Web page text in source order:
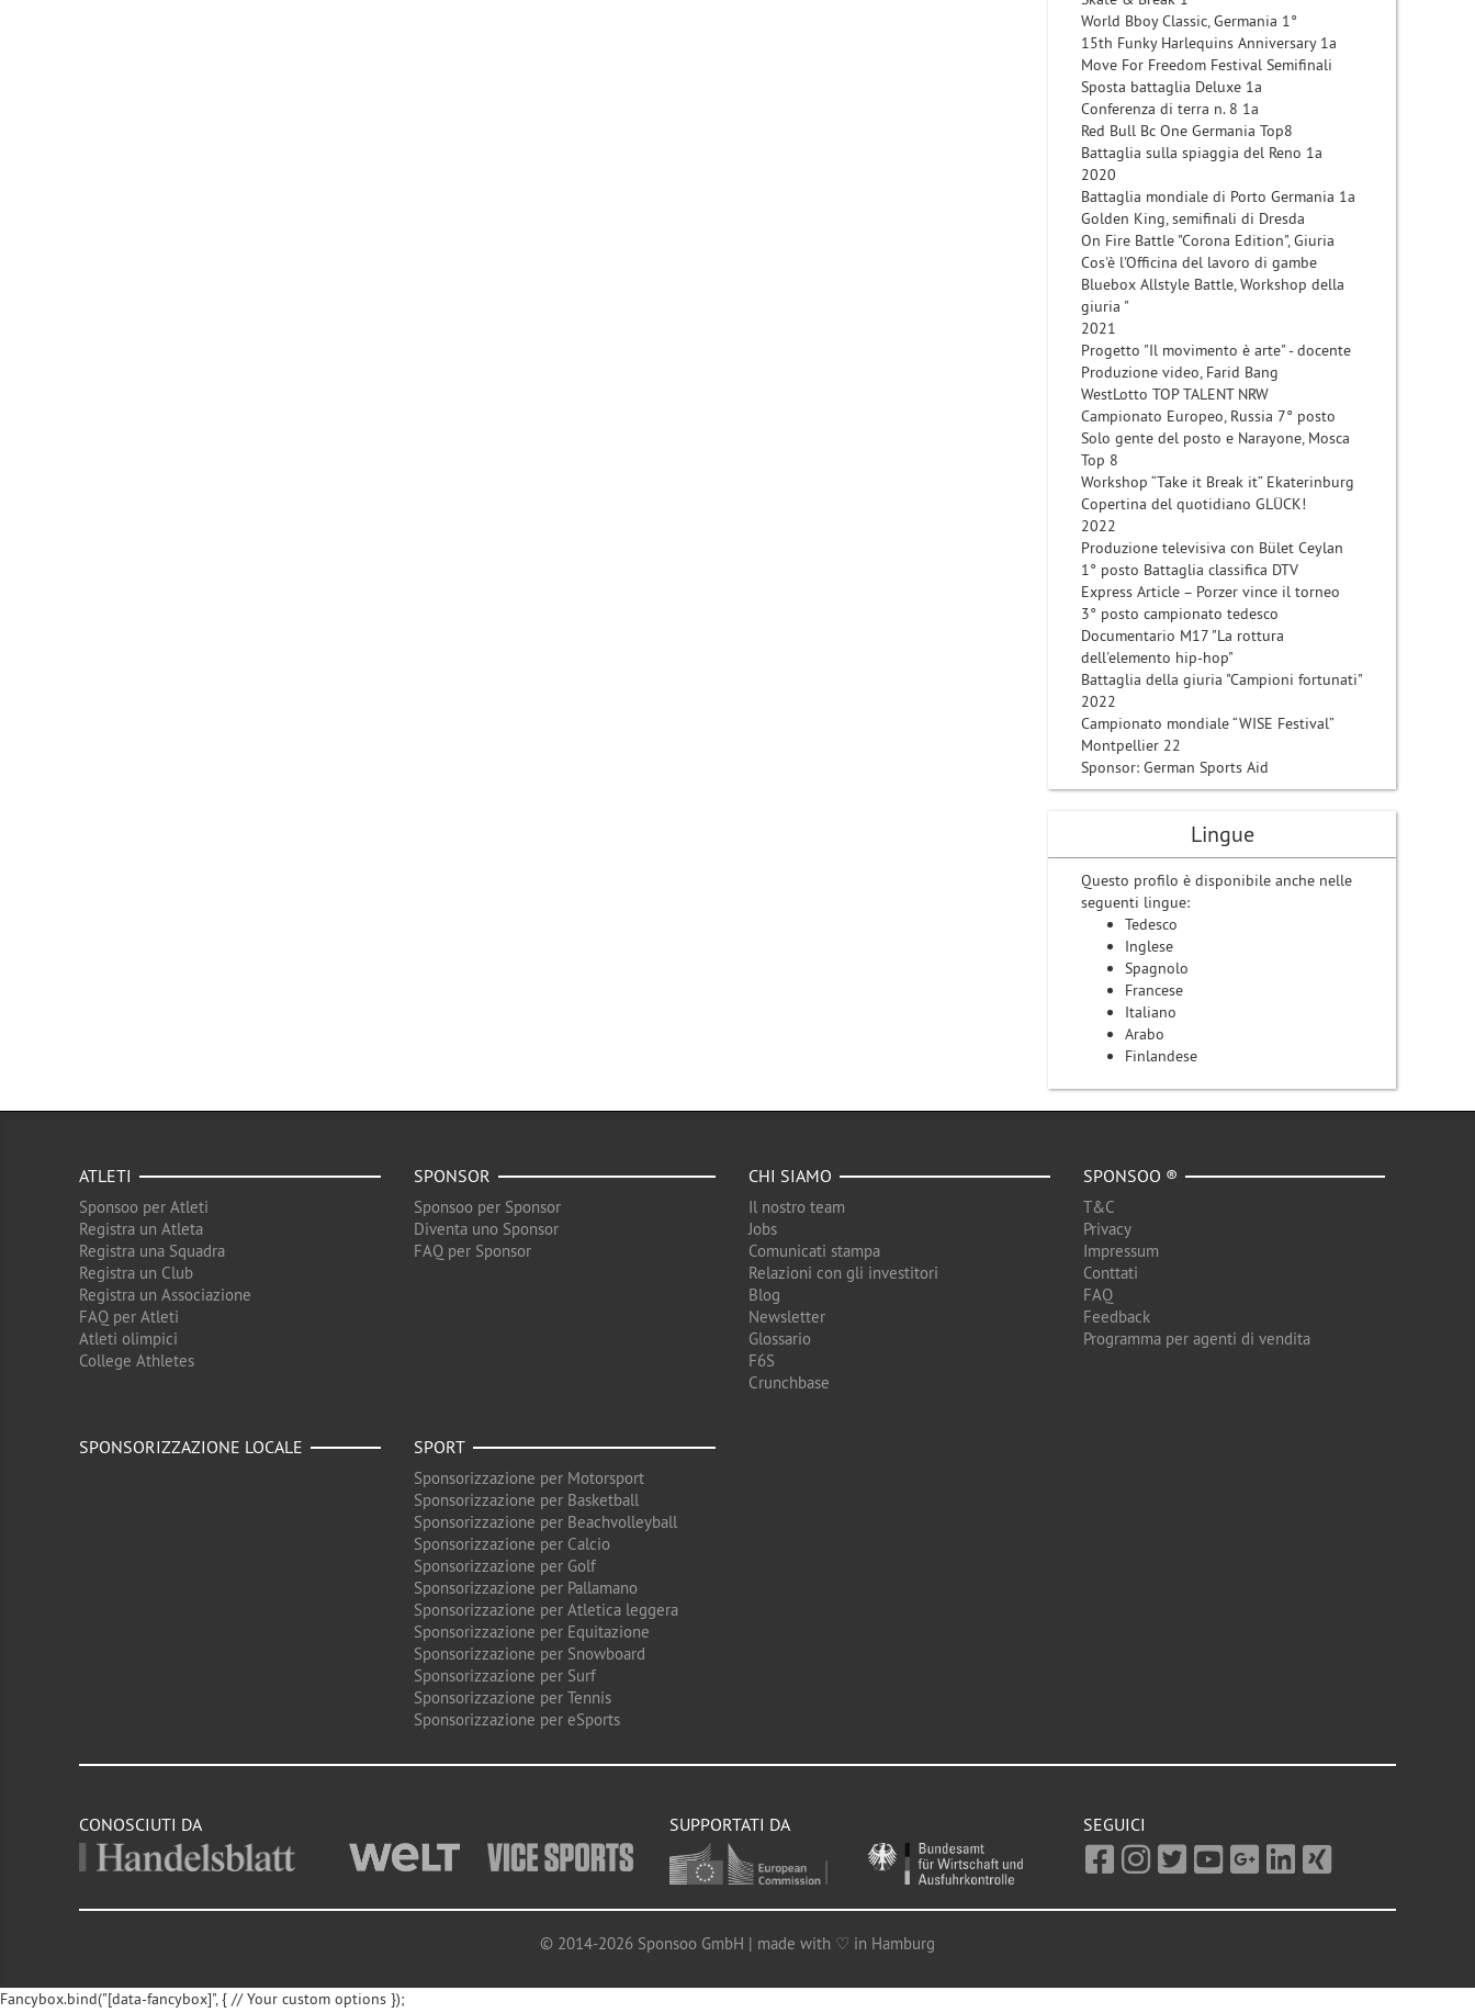
World Bboy Classic, Germania 1°
15th Funky Harlequins Anniversary 1a
Move For Freedom Festival Semifinali
Sposta battaglia Deluxe 1a
Conferenza di terra n. 8 1a
Red Bull Bc One Germania Top8
Battaglia sulla spiaggia del Reno 1a
2020
Battaglia mondiale di Porto Germania 1a
Golden King, semifinali di Dresda
On Fire Battle "Corona Edition", Giuria
Cos'è l'Officina del lavoro di gambe
Bluebox Allstyle Battle, Workshop della
giuria "
2021
Progetto "Il movimento è arte" - docente
Produzione video, Farid Bang
WestLotto TOP TALENT NRW
Campionato Europeo, Russia 7° posto
Solo gente del posto e Narayone, Mosca
Top 8
Workshop “Take it Break it” Ekaterinburg
Copertina del quotidiano GLÜCK!
2022
Produzione televisiva con Bület Ceylan
1° posto Battaglia classifica DTV
Express Article – Porzer vince il torneo
3° posto campionato tedesco
Documentario M17 "La rottura
dell'elemento hip-hop"
Battaglia della giuria "Campioni fortunati"
2022
Campionato mondiale “WISE Festival”
Montpellier 22
Sponsor: German Sports Aid
Lingue
Questo profilo è disponibile anche nelle
seguenti lingue:
Tedesco
Inglese
Spagnolo
Francese
Italiano
Arabo
Finlandese
ATLETI
Sponsoo per Atleti
Registra un Atleta
Registra una Squadra
Registra un Club
Registra un Associazione
FAQ per Atleti
Atleti olimpici
College Athletes
SPONSOR
Sponsoo per Sponsor
Diventa uno Sponsor
FAQ per Sponsor
CHI SIAMO
Il nostro team
Jobs
Comunicati stampa
Relazioni con gli investitori
Blog
Newsletter
Glossario
F6S
Crunchbase
SPONSOO ®
T&C
Privacy
Impressum
Conttati
FAQ
Feedback
Programma per agenti di vendita
SPONSORIZZAZIONE LOCALE SPORT
Sponsorizzazione per Motorsport
Sponsorizzazione per Basketball
Sponsorizzazione per Beachvolleyball
Sponsorizzazione per Calcio
Sponsorizzazione per Golf
Sponsorizzazione per Pallamano
Sponsorizzazione per Atletica leggera
Sponsorizzazione per Equitazione
Sponsorizzazione per Snowboard
Sponsorizzazione per Surf
Sponsorizzazione per Tennis
Sponsorizzazione per eSports
CONOSCIUTI DA SUPPORTATI DA SEGUICI
© 2014-2026 Sponsoo GmbH | made with ♡ in Hamburg
Fancybox.bind("[data-fancybox]", { // Your custom options });